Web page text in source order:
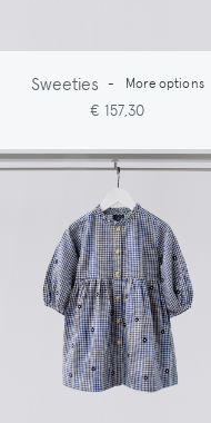
Sweeties - More options
€ 157,30